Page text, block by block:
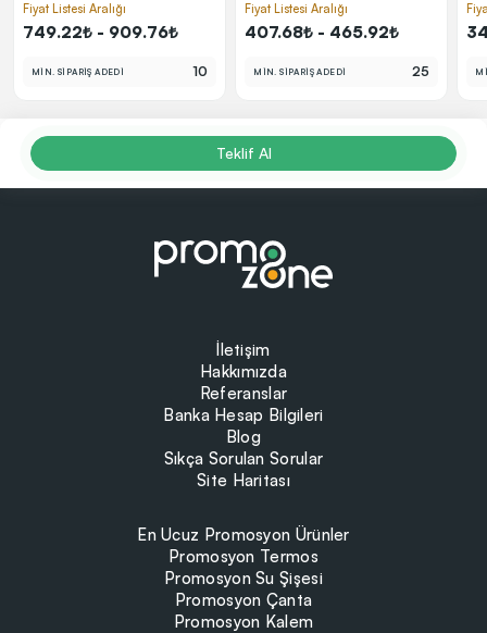
Fiyat Listesi Aralığı
749.22₺ - 909.76₺
MİN. SİPARİŞ ADEDİ 10
Fiyat Listesi Aralığı
407.68₺ - 465.92₺
MİN. SİPARİŞ ADEDİ 25
Teklif Al
İletişim
Hakkımızda
Referanslar
Banka Hesap Bilgileri
Blog
Sıkça Sorulan Sorular
Site Haritası
En Ucuz Promosyon Ürünler
Promosyon Termos
Promosyon Su Şişesi
Promosyon Çanta
Promosyon Kalem